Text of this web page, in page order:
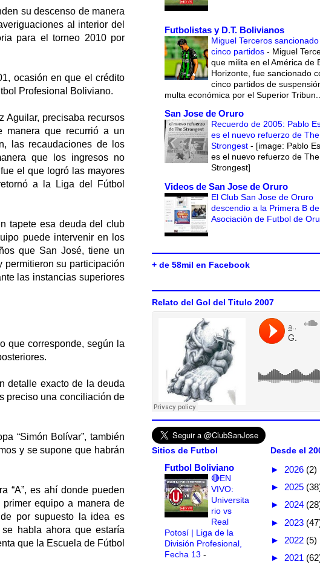
su descenso de manera
al interior del
para el torneo 2010 por
ocasión en que el crédito
Profesional Boliviano.
Aguilar, precisaba recursos
manera que recurrió a un
las recaudaciones de los
que los ingresos no
el que logró las mayores
a la Liga del Fútbol
tapete esa deuda del club
puede intervenir en los
que San José, tiene un
su participación
las instancias superiores
que corresponde, según la
detalle exacto de la deuda
preciso una conciliación de
“Simón Bolívar”, también
y se supone que habrán
“A”, es ahí donde pueden
equipo a manera de
por supuesto la idea es
habla ahora que estaría
que la Escuela de Fútbol
Futbolistas y D.T. Bolivianos
Miguel Terceros
cinco partidos - Miguel
que milita en el América de
Horizonte, fue sancionado
cinco partidos de
multa económica por el Superior
San Jose de Oruro
Recuerdo de 2005: Pablo
es el nuevo refuerzo de The
Strongest - [image: Pablo
es el nuevo refuerzo de The
Strongest]
Videos de San Jose de Oruro
El Club San Jose de Oruro
descendio a la Primera B
Asociación de Futbol de
+ de 58mil en Facebook
Relato del Gol del Titulo 2007
Sitios de Futbol
Futbol Boliviano
🔴EN
VIVO:
Universita
rio vs
Real
Potosí | Liga de la
División Profesional,
Fecha 13 -
Desde el
► 2026 (2)
► 2025
► 2024
► 2023
► 2022 (5)
► 2021